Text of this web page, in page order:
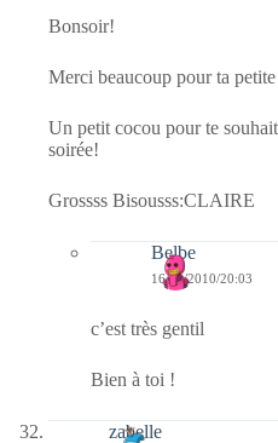
Bonsoir!
Merci beaucoup pour ta
Un petit cocou pour te
soirée!
Grossss Bisousss:CLAIRE
Belbe
16/09/2010/20:03
c’est très gentil
Bien à toi !
zabelle